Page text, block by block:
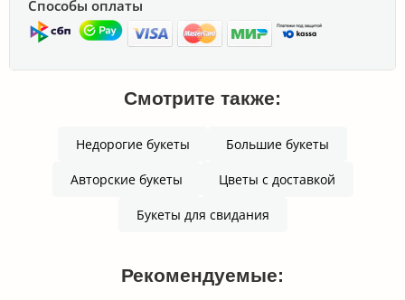
Способы оплаты
Смотрите также:
Недорогие букеты Большие букеты
Авторские букеты Цветы с доставкой
Букеты для свидания
Рекомендуемые: